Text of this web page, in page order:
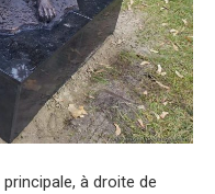
à droite de